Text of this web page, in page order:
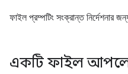
ফাইল প্রম্পটিং সংক্রান্ত নির্দেশনার
একটি ফাইল